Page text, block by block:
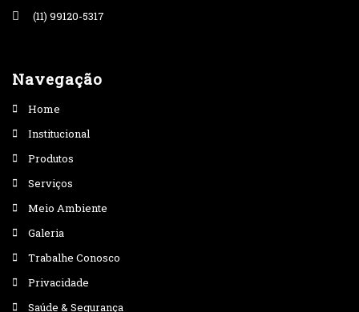
(11) 99120-5317
Navegação
Home
Institucional
Produtos
Serviços
Meio Ambiente
Galeria
Trabalhe Conosco
Privacidade
Saúde & Segurança